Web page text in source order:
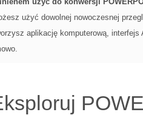
użyć dowolnej nowoczesnej
aplikację komputerową,